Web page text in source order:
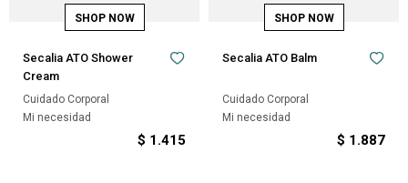
Secalia ATO Shower
Cream
Cuidado Corporal
Mi necesidad
$ 1.415
Secalia ATO Balm
Cuidado Corporal
Mi necesidad
$ 1.887